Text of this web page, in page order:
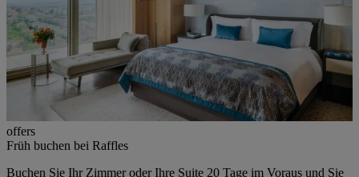
offers
Früh buchen bei Raffles
Buchen Sie Ihr Zimmer oder Ihre Suite 20 Tage im Voraus und Sie